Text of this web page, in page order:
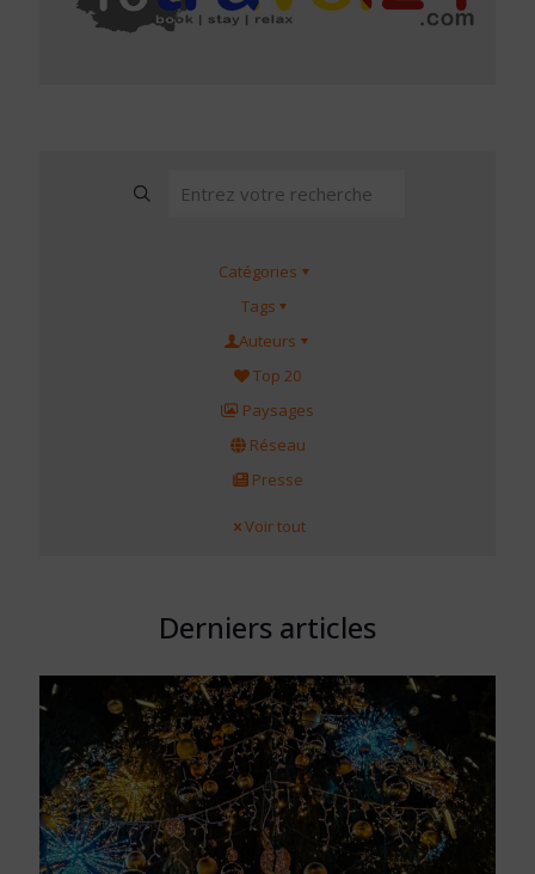
Catégories
Tags
Auteurs
Top 20
Paysages
Réseau
Presse
Voir tout
Derniers articles